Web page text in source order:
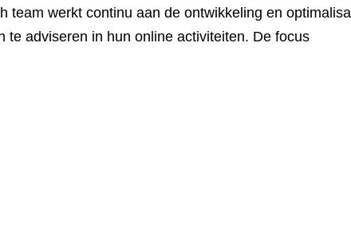
team werkt continu aan de ontwikkeling en
te adviseren in hun online activiteiten. De focus